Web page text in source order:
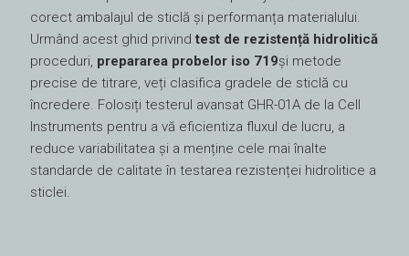
corect ambalajul de sticlă și performanța materialului.
Urmând acest ghid privindtest de rezistență hidrolitică
proceduri, prepararea probelor iso 719și metode
precise de titrare, veți clasifica gradele de sticlă cu
încredere. Folosiți testerul avansat GHR-01A de la Cell
Instruments pentru a vă eficientiza fluxul de lucru, a
reduce variabilitatea și a menține cele mai înalte
standarde de calitate în testarea rezistenței hidrolitice a
sticlei.